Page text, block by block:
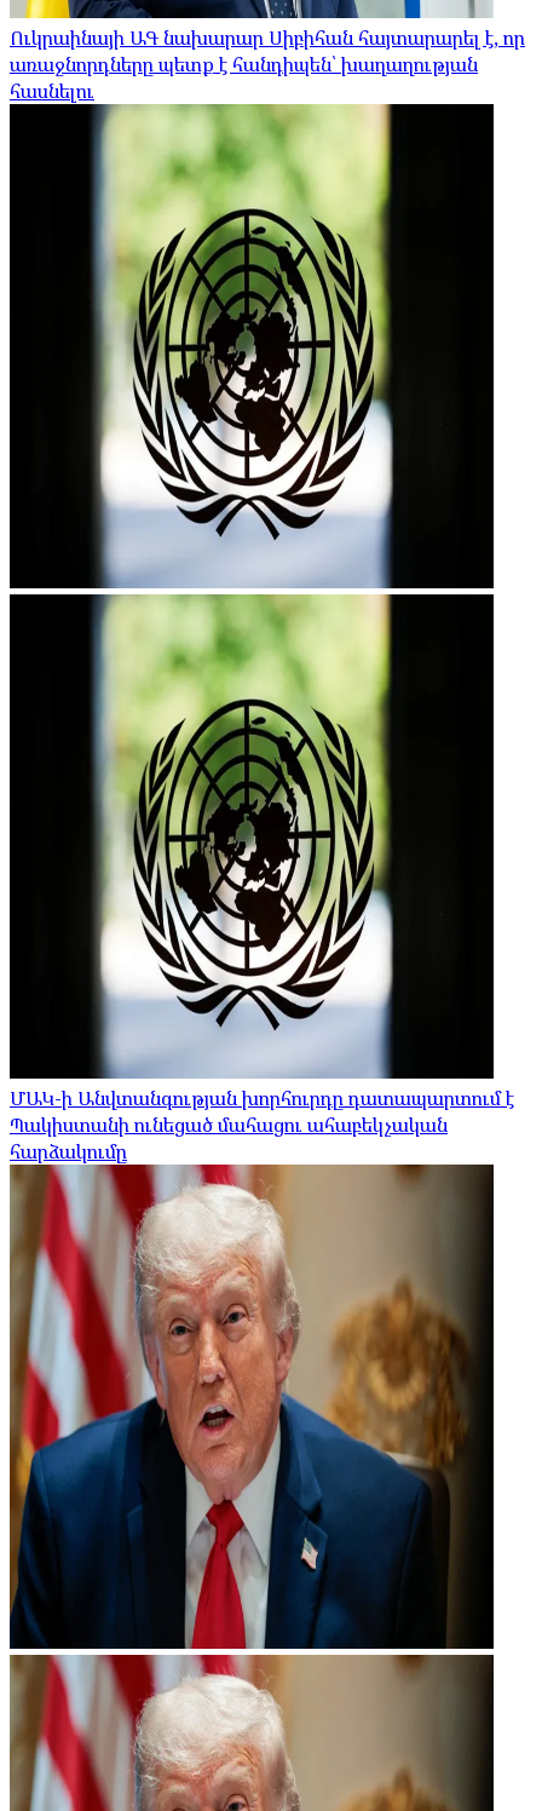
Ուկրաինայի ԱԳ նախարար Սիբիհան հայտարարել է, որ
առաջնորդները պետք է հանդիպեն՝ խաղաղության
հասնելու
ՄԱԿ-ի Անվտանգության խորհուրդը դատապարտում է
Պակիստանի ունեցած մահացու ահաբեկչական
հարձակումը